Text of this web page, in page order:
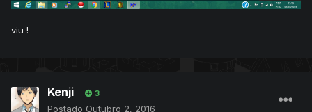
viu !
Kenji 3
Postado Outubro 2, 2016